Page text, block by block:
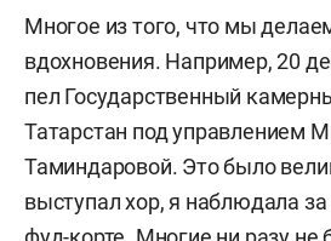
Многое из того, что мы
вдохновения. Например, 20
пел Государственный
Татарстан под управлением
Таминдаровой. Это было
выступал хор, я наблюдала